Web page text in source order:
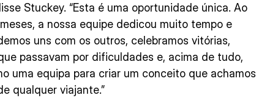
Stuckey. “Esta é uma oportunidade única. Ao
a nossa equipe dedicou muito tempo e
uns com os outros, celebramos vitórias,
passavam por dificuldades e, acima de tudo,
uma equipa para criar um conceito que achamos
qualquer viajante.”